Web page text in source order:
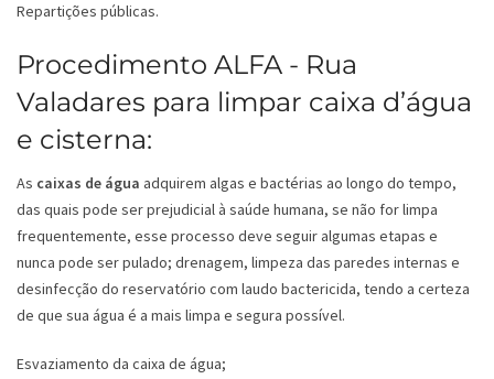
Repartições públicas.
Procedimento ALFA - Rua
Valadares para limpar caixa d’água
e cisterna:
As caixas de água adquirem algas e bactérias ao longo do tempo,
das quais pode ser prejudicial à saúde humana, se não for limpa
frequentemente, esse processo deve seguir algumas etapas e
nunca pode ser pulado; drenagem, limpeza das paredes internas e
desinfecção do reservatório com laudo bactericida, tendo a certeza
de que sua água é a mais limpa e segura possível.
Esvaziamento da caixa de água;